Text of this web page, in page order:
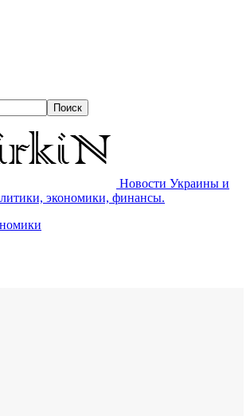
Новости Украины и
экономики, финансы.